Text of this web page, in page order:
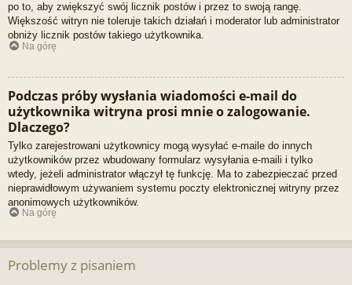
po to, aby zwiększyć swój licznik postów i przez to swoją rangę.
Większość witryn nie toleruje takich działań i moderator lub administrator
obniży licznik postów takiego użytkownika.
Na górę
Podczas próby wysłania wiadomości e-mail do
użytkownika witryna prosi mnie o zalogowanie.
Dlaczego?
Tylko zarejestrowani użytkownicy mogą wysyłać e-maile do innych
użytkowników przez wbudowany formularz wysyłania e-maili i tylko
wtedy, jeżeli administrator włączył tę funkcję. Ma to zabezpieczać przed
nieprawidłowym używaniem systemu poczty elektronicznej witryny przez
anonimowych użytkowników.
Na górę
Problemy z pisaniem